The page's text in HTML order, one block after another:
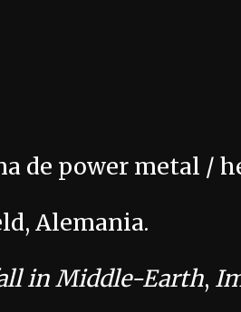
de power metal /
Alemania.
in Middle-Earth,